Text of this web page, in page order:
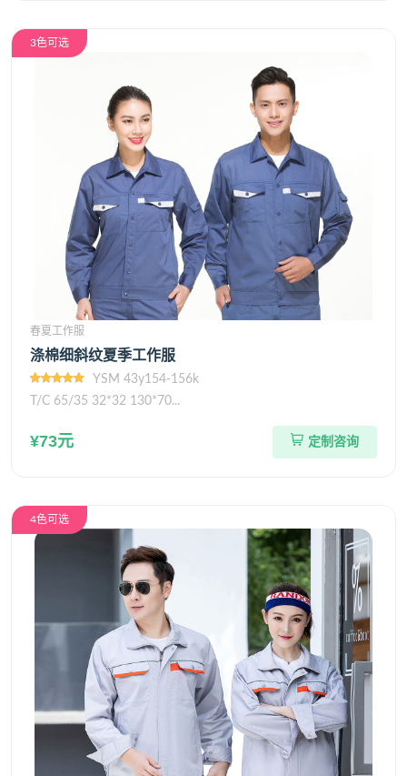
3色可选
春夏工作服
涤棉细斜纹夏季工作服
YSM 43y154-156k
T/C 65/35 32*32 130*70...
¥73元 定制咨询
4色可选